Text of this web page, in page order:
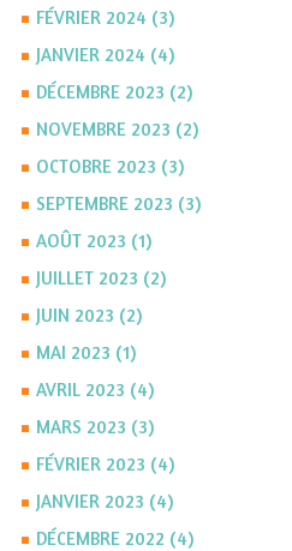
FÉVRIER 2024 (3)
JANVIER 2024 (4)
DÉCEMBRE 2023 (2)
NOVEMBRE 2023 (2)
OCTOBRE 2023 (3)
SEPTEMBRE 2023 (3)
AOÛT 2023 (1)
JUILLET 2023 (2)
JUIN 2023 (2)
MAI 2023 (1)
AVRIL 2023 (4)
MARS 2023 (3)
FÉVRIER 2023 (4)
JANVIER 2023 (4)
DÉCEMBRE 2022 (4)